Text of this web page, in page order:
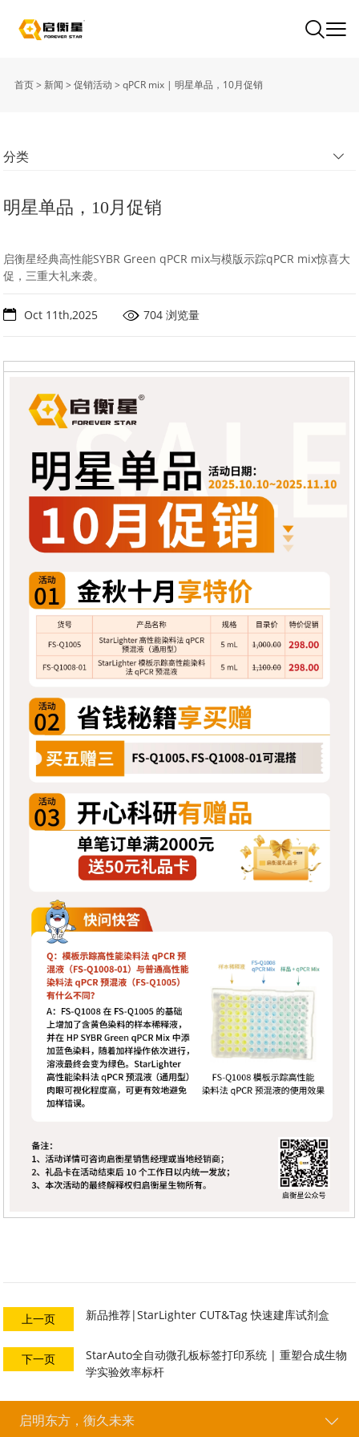
首页> 新闻 > 促销活动 > qPCR mix | 明星单品，10月促销
分类
明星单品，10月促销
启衡星经典高性能SYBR Green qPCR mix与模版示踪qPCR mix惊喜大
促，三重大礼来袭。
Oct 11th,2025 704 浏览量
上一页 新品推荐|StarLighter CUT&Tag 快速建库试剂盒
下一页
StarAuto全自动微孔板标签打印系统 | 重塑合成生物
学实验效率标杆
启明东方，衡久未来